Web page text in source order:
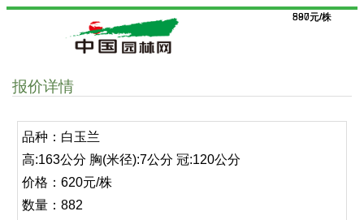
报价详情
品种：白玉兰
高:163公分 胸(米径):7公分 冠:120公分
价格：620元/株
数量：882
580元/株
897元/株